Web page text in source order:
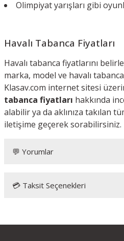
Olimpiyat yarışları gibi
Havalı Tabanca Fiyatları
Havalı tabanca fiyatlarını
marka, model ve havalı
Klasav.com internet sitesi
tabanca fiyatları hakkında
alabilir ya da aklınıza takılan
iletişime geçerek sorabilirsiniz.
💬 Yorumlar
Bu ürüne ilk
💳 Taksit Seçenekleri